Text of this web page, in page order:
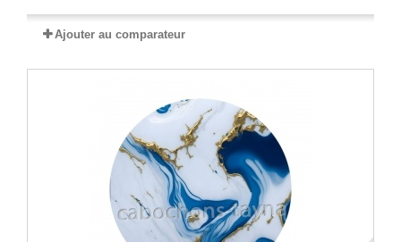
Ajouter au comparateur